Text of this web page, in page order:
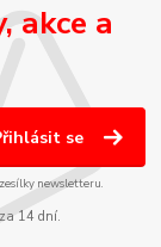
akce a
se
newsletteru.
14 dní.